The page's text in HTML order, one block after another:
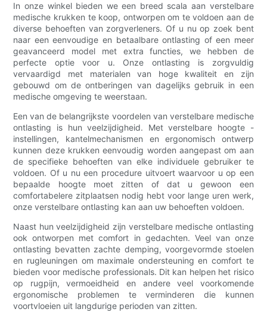
In onze winkel bieden we een breed scala aan verstelbare
medische krukken te koop, ontworpen om te voldoen aan de
diverse behoeften van zorgverleners. Of u nu op zoek bent
naar een eenvoudige en betaalbare ontlasting of een meer
geavanceerd model met extra functies, we hebben de
perfecte optie voor u. Onze ontlasting is zorgvuldig
vervaardigd met materialen van hoge kwaliteit en zijn
gebouwd om de ontberingen van dagelijks gebruik in een
medische omgeving te weerstaan.
Een van de belangrijkste voordelen van verstelbare medische
ontlasting is hun veelzijdigheid. Met verstelbare hoogte -
instellingen, kantelmechanismen en ergonomisch ontwerp
kunnen deze krukken eenvoudig worden aangepast om aan
de specifieke behoeften van elke individuele gebruiker te
voldoen. Of u nu een procedure uitvoert waarvoor u op een
bepaalde hoogte moet zitten of dat u gewoon een
comfortabelere zitplaatsen nodig hebt voor lange uren werk,
onze verstelbare ontlasting kan aan uw behoeften voldoen.
Naast hun veelzijdigheid zijn verstelbare medische ontlasting
ook ontworpen met comfort in gedachten. Veel van onze
ontlasting bevatten zachte demping, voorgevormde stoelen
en rugleuningen om maximale ondersteuning en comfort te
bieden voor medische professionals. Dit kan helpen het risico
op rugpijn, vermoeidheid en andere veel voorkomende
ergonomische problemen te verminderen die kunnen
voortvloeien uit langdurige perioden van zitten.